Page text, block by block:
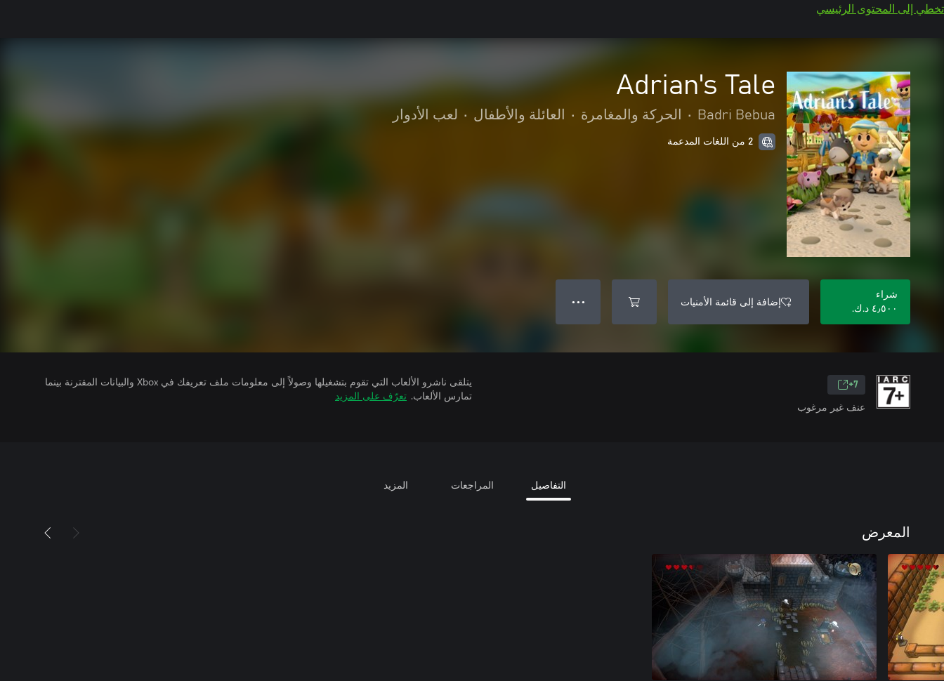
تخطي إلى المحتوى الرئيسي
Adrian's Tale
Badri Bebua
• الحركة والمغامرة • العائلة والأطفال • لعب الأدوار
2 من اللغات المدعمة
شراء
٤٫٥٠٠ د.ك.‏
إضافة إلى قائمة الأمنيات ● ● ●
7+
عنف غير مرغوب
يتلقى ناشرو الألعاب التي تقوم بتشغيلها وصولاً إلى معلومات ملف تعريفك في Xbox والبيانات المقترنة بينما
تمارس الألعاب. تعرّف على المزيد
التفاصيل المراجعات المزيد
المعرض